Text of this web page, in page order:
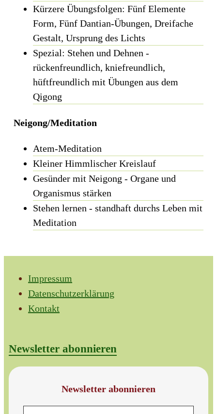
Kürzere Übungsfolgen: Fünf Elemente
Form, Fünf Dantian-Übungen, Dreifache
Gestalt, Ursprung des Lichts
Spezial: Stehen und Dehnen -
rückenfreundlich, kniefreundlich,
hüftfreundlich mit Übungen aus dem
Qigong
Neigong/Meditation
Atem-Meditation
Kleiner Himmlischer Kreislauf
Gesünder mit Neigong - Organe und
Organismus stärken
Stehen lernen - standhaft durchs Leben mit
Meditation
Impressum
Datenschutzerklärung
Kontakt
Newsletter abonnieren
Newsletter abonnieren